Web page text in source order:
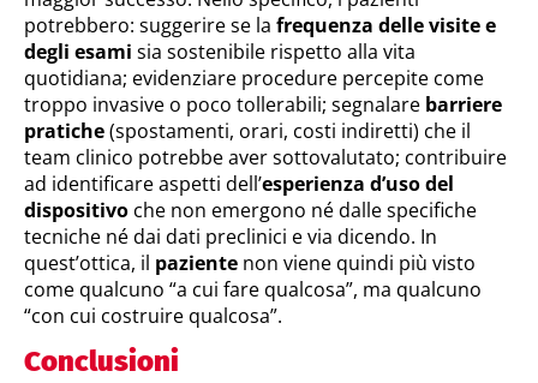
potrebbero: suggerire se la frequenza delle visite e
degli esami sia sostenibile rispetto alla vita
quotidiana; evidenziare procedure percepite come
troppo invasive o poco tollerabili; segnalare barriere
pratiche(spostamenti, orari, costi indiretti) che il
team clinico potrebbe aver sottovalutato; contribuire
ad identificare aspetti dell’esperienza d’uso del
dispositivo che non emergono né dalle specifiche
tecniche né dai dati preclinici e via dicendo. In
quest’ottica, il paziente non viene quindi più visto
come qualcuno “a cui fare qualcosa”, ma qualcuno
“con cui costruire qualcosa”.
Conclusioni